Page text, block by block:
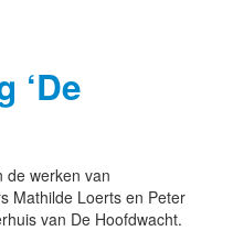
‘De
de werken van
Mathilde Loerts en Peter
van De Hoofdwacht.